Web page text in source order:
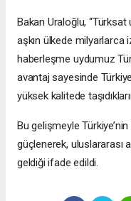
Bakan Uraloğlu, “Türksat
aşkın ülkede milyarlarca
haberleşme uydumuz
avantaj sayesinde
yüksek kalitede
Bu gelişmeyle Türkiye’nin
güçlenerek, uluslararası
geldiği ifade edildi.